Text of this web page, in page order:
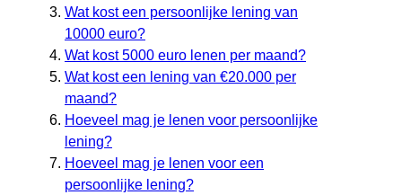
Wat kost een persoonlijke lening van
10000 euro?
Wat kost 5000 euro lenen per maand?
Wat kost een lening van €20.000 per
maand?
Hoeveel mag je lenen voor persoonlijke
lening?
Hoeveel mag je lenen voor een
persoonlijke lening?